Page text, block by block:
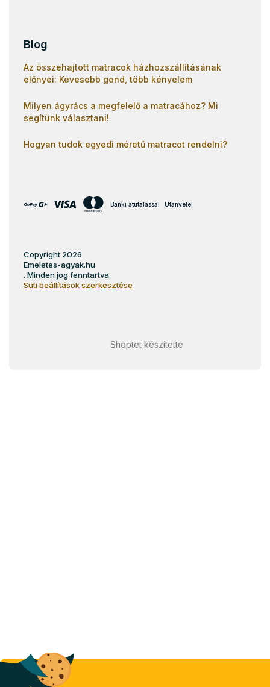
Blog
Az összehajtott matracok házhozszállításának
előnyei: Kevesebb gond, több kényelem
Milyen ágyrács a megfelelő a matracához? Mi
segítünk választani!
Hogyan tudok egyedi méretű matracot rendelni?
Banki átutalással Utánvétel
Shoptet készítette
Copyright 2026
Emeletes-agyak.hu
. Minden jog fenntartva.
Süti beállítások szerkesztése